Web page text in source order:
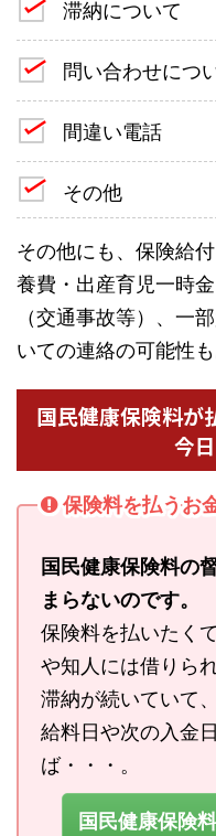
滞納について
問い合わせにつ
間違い電話
その他
その他にも、保険給
養費・出産育児一時
（交通事故等）、一
いての連絡の可能性も
国民健康保険料が
今
保険料を払うお
国民健康保険料の
まらないのです。
保険料を払いたく
や知人には借りら
滞納が続いていて
給料日や次の入金
ば・・・。
国民健康保険